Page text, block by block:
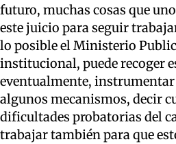
futuro, muchas cosas que
este juicio para seguir
lo posible el Ministerio
institucional, puede recoger
eventualmente, instrumentar
algunos mecanismos, decir
dificultades probatorias del
trabajar también para que